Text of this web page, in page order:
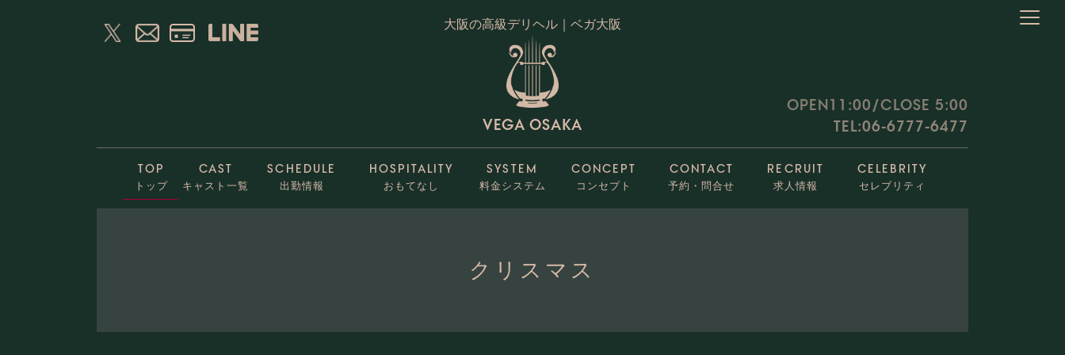
大阪の高級デリヘル｜ベガ大阪
VEGA OSAKA
OPEN11:00/CLOSE 5:00
TEL:06-6777-6477
TOP
トップ
CAST
キャスト一覧
SCHEDULE
出勤情報
HOSPITALITY
おもてなし
SYSTEM
料金システム
CONCEPT
コンセプト
CONTACT
予約・問合せ
RECRUIT
求人情報
CELEBRITY
セレブリティ
クリスマス